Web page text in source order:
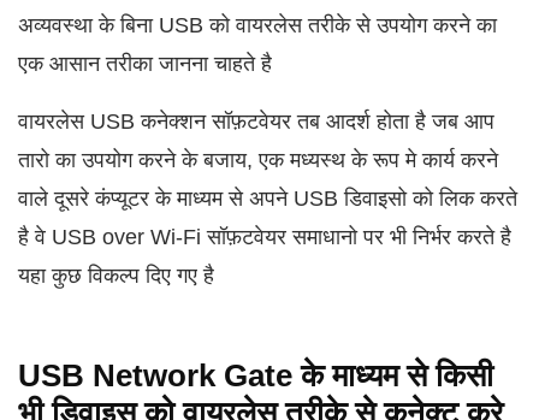
अव्यवस्था के बिना USB को वायरलेस तरीके से उपयोग करने का
एक आसान तरीका जानना चाहते है
वायरलेस USB कनेक्शन सॉफ़टवेयर तब आदर्श होता है जब आप
तारो का उपयोग करने के बजाय, एक मध्यस्थ के रूप मे कार्य करने
वाले दूसरे कंप्यूटर के माध्यम से अपने USB डिवाइसो को लिक करते
है वे USB over Wi‑Fi सॉफ़टवेयर समाधानो पर भी निर्भर करते है
यहा कुछ विकल्प दिए गए है
USB Network Gate के माध्यम से किसी
भी डिवाइस को वायरलेस तरीके से कनेक्ट करे